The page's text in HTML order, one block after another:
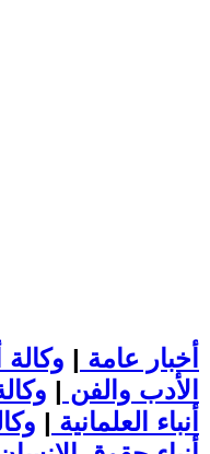
أخبار عامة | وكالة
الأدب والفن |
أنباء العلمانية |